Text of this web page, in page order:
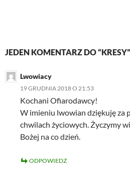
JEDEN KOMENTARZ DO “KRESY”
Lwowiacy
19 GRUDNIA 2018 O 21:53
Kochani Ofiarodawcy!
W imieniu lwowian dziękuję za
chwilach życiowych. Życzymy
Bożej na co dzień.
ODPOWIEDZ